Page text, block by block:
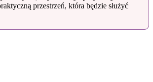
przestrzeń, która będzie służyć